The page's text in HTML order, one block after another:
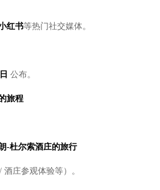
红书等热门社交媒体。
日 公布。
旅程
-杜尔索酒庄的旅行
酒庄参观体验等）。